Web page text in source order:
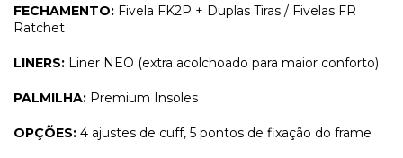
FECHAMENTO: Fivela FK2P + Duplas Tiras / Fivelas FR
Ratchet
LINERS: Liner NEO (extra acolchoado para maior conforto)
PALMILHA: Premium Insoles
OPÇÕES: 4 ajustes de cuff, 5 pontos de fixação do frame